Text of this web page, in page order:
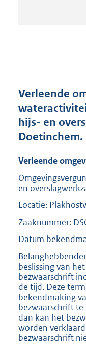
Verleende
hijs- en
Doetinchem.
Verleende
en
Locatie:
Zaaknummer:
Datum
beslissing van
bezwaarschrift
de tijd. Deze
bekendmaking
bezwaarschrift
dan kan het
worden
bezwaarschrift